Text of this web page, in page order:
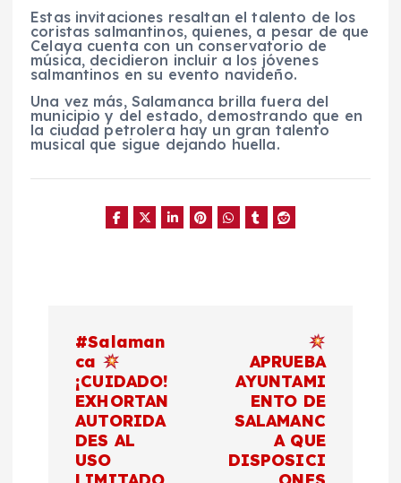
Estas invitaciones resaltan el talento de los
coristas salmantinos, quienes, a pesar de que
Celaya cuenta con un conservatorio de
música, decidieron incluir a los jóvenes
salmantinos en su evento navideño.
Una vez más, Salamanca brilla fuera del
municipio y del estado, demostrando que en
la ciudad petrolera hay un gran talento
musical que sigue dejando huella.
#Salaman
ca
¡CUIDADO!
EXHORTAN
AUTORIDA
DES AL
USO
APRUEBA
AYUNTAMI
ENTO DE
SALAMANC
A QUE
DISPOSICI